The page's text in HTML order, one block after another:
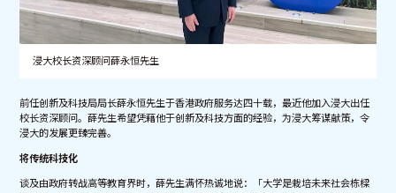
浸大校长资深顾问薛永恒先生
前任创新及科技局局长薛永恒先生于香港政府服务达四十载，最近他加入浸大出任
校长资深顾问。薛先生希望凭藉他于创新及科技方面的经验，为浸大筹谋献策，令
浸大的发展更臻完善。
将传统科技化
谈及由政府转战高等教育界时，薛先生满怀热诚地说：「大学是栽培未来社会栋樑